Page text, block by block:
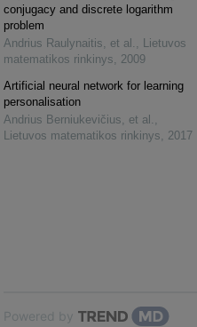
conjugacy and discrete logarithm
problem
Andrius Raulynaitis, et al. , Lietuvos
matematikos rinkinys, 2009
Artificial neural network for learning
personalisation
Andrius Berniukevičius, et al. ,
Lietuvos matematikos rinkinys, 2017
Powered by